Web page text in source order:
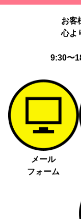
よる安全な電送、又
提供先：広告配信事
個人情報の取り扱い
（目的外利用禁止、
お客様の個人情報は
無く第三者に提供す
法令に基づく場合
人の生命、身体
て、本人の同意
公衆衛生の向上
がある場合であ
国の機関若しく
の定める事務を
であって、本人
お客
心よ
9:30〜
メール
フォーム